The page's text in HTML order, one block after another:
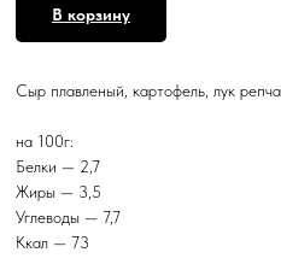
В корзину
Сыр плавленый, картофель, лук
на 100г:
Белки — 2,7
Жиры — 3,5
Углеводы — 7,7
Ккал — 73